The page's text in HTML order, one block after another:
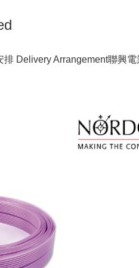
排 Delivery Arrangement聯興電